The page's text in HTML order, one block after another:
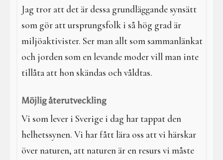
Jag tror att det är dessa grundläggande synsätt
som gör att ursprungsfolk i så hög grad är
miljöaktivister. Ser man allt som sammanlänkat
och jorden som en levande moder vill man inte
tillåta att hon skändas och våldtas.
Möjlig återutveckling
Vi som lever i Sverige i dag har tappat den
helhetssynen. Vi har fått lära oss att vi härskar
över naturen, att naturen är en resurs vi måste